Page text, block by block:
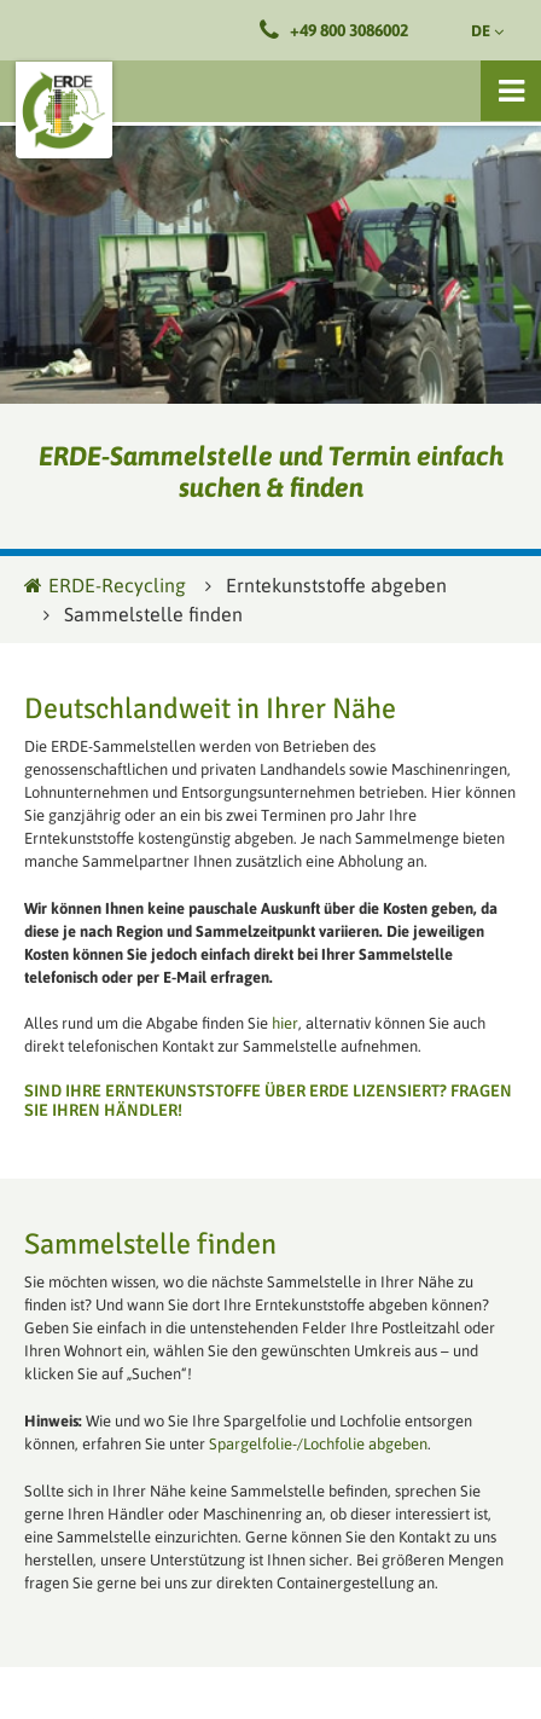
+49 800 3086002 DE
ERDE-Sammelstelle und Termin einfach
suchen & finden
ERDE-Recycling
Erntekunststoffe abgeben
Sammelstelle finden
Deutschlandweit in Ihrer Nähe
Die ERDE-Sammelstellen werden von Betrieben des
genossenschaftlichen und privaten Landhandels sowie Maschinenringen,
Lohnunternehmen und Entsorgungsunternehmen betrieben. Hier können
Sie ganzjährig oder an ein bis zwei Terminen pro Jahr Ihre
Erntekunststoffe kostengünstig abgeben. Je nach Sammelmenge bieten
manche Sammelpartner Ihnen zusätzlich eine Abholung an.
Wir können Ihnen keine pauschale Auskunft über die Kosten geben, da
diese je nach Region und Sammelzeitpunkt variieren. Die jeweiligen
Kosten können Sie jedoch einfach direkt bei Ihrer Sammelstelle
telefonisch oder per E-Mail erfragen.
Alles rund um die Abgabe finden Sie hier, alternativ können Sie auch
direkt telefonischen Kontakt zur Sammelstelle aufnehmen.
SIND IHRE ERNTEKUNSTSTOFFE ÜBER ERDE LIZENSIERT? FRAGEN
SIE IHREN HÄNDLER!
Sammelstelle finden
Sie möchten wissen, wo die nächste Sammelstelle in Ihrer Nähe zu
finden ist? Und wann Sie dort Ihre Erntekunststoffe abgeben können?
Geben Sie einfach in die untenstehenden Felder Ihre Postleitzahl oder
Ihren Wohnort ein, wählen Sie den gewünschten Umkreis aus – und
klicken Sie auf „Suchen“!
Hinweis: Wie und wo Sie Ihre Spargelfolie und Lochfolie entsorgen
können, erfahren Sie unter Spargelfolie-/Lochfolie abgeben.
Sollte sich in Ihrer Nähe keine Sammelstelle befinden, sprechen Sie
gerne Ihren Händler oder Maschinenring an, ob dieser interessiert ist,
eine Sammelstelle einzurichten. Gerne können Sie den Kontakt zu uns
herstellen, unsere Unterstützung ist Ihnen sicher. Bei größeren Mengen
fragen Sie gerne bei uns zur direkten Containergestellung an.